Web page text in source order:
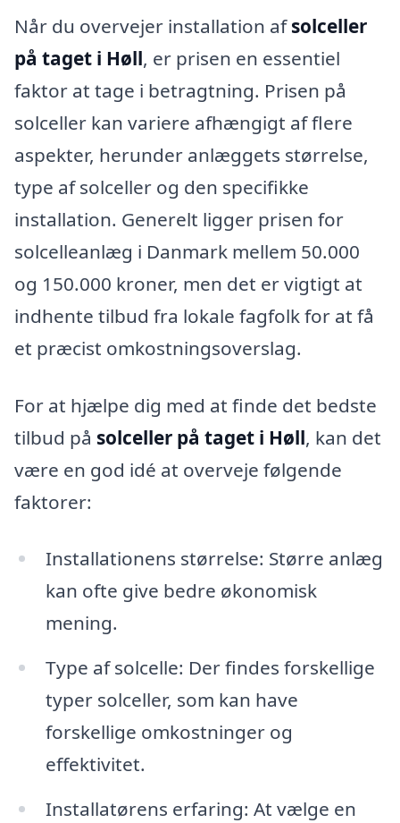
Når du overvejer installation afsolceller
på taget i Høll, er prisen en essentiel
faktor at tage i betragtning. Prisen på
solceller kan variere afhængigt af flere
aspekter, herunder anlæggets størrelse,
type af solceller og den specifikke
installation. Generelt ligger prisen for
solcelleanlæg i Danmark mellem 50.000
og 150.000 kroner, men det er vigtigt at
indhente tilbud fra lokale fagfolk for at få
et præcist omkostningsoverslag.
For at hjælpe dig med at finde det bedste
tilbud på solceller på taget i Høll, kan det
være en god idé at overveje følgende
faktorer:
Installationens størrelse: Større anlæg
kan ofte give bedre økonomisk
mening.
Type af solcelle: Der findes forskellige
typer solceller, som kan have
forskellige omkostninger og
effektivitet.
Installatørens erfaring: At vælge en